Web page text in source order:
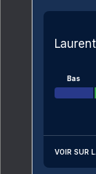
Bas
VOIR SUR